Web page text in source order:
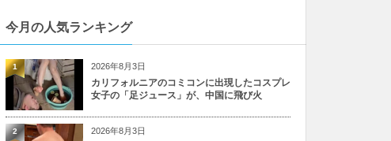
今月の人気ランキング
2026年8月3日
カリフォルニアのコミコンに出現したコスプレ
女子の「足ジュース」が、中国に飛び火
1
2026年8月3日
2